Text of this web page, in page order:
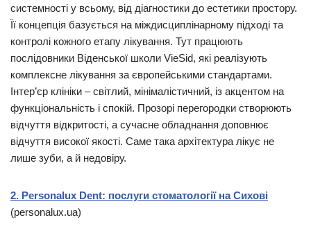
системності у всьому, від діагностики до естетики простору.
Її концепція базується на міждисциплінарному підході та
контролі кожного етапу лікування. Тут працюють
послідовники Віденської школи VieSid, які реалізують
комплексне лікування за європейськими стандартами.
Інтер’єр клініки – світлий, мінімалістичний, із акцентом на
функціональність і спокій. Прозорі перегородки створюють
відчуття відкритості, а сучасне обладнання доповнює
відчуття високої якості. Саме така архітектура лікує не
лише зуби, а й недовіру.
2. Personalux Dent: послуги стоматології на Сихові
(personalux.ua)